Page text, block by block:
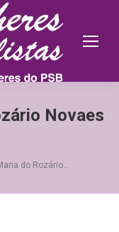
Novaes
do Rozário…